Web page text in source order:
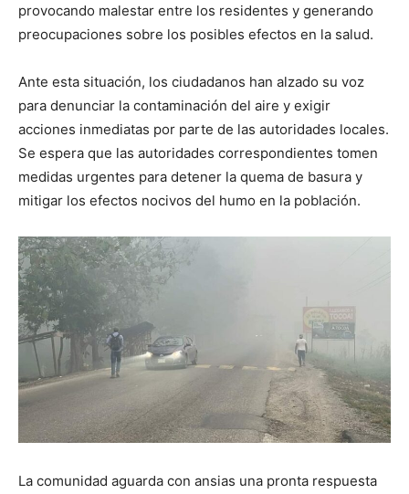
provocando malestar entre los residentes y generando
preocupaciones sobre los posibles efectos en la salud.
Ante esta situación, los ciudadanos han alzado su voz
para denunciar la contaminación del aire y exigir
acciones inmediatas por parte de las autoridades locales.
Se espera que las autoridades correspondientes tomen
medidas urgentes para detener la quema de basura y
mitigar los efectos nocivos del humo en la población.
La comunidad aguarda con ansias una pronta respuesta